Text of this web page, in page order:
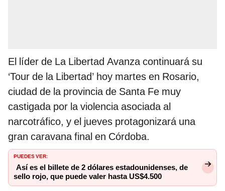
El líder de La Libertad Avanza continuará su
‘Tour de la Libertad’ hoy martes en Rosario,
ciudad de la provincia de Santa Fe muy
castigada por la violencia asociada al
narcotráfico, y el jueves protagonizará una
gran caravana final en Córdoba.
PUEDES VER:
Así es el billete de 2 dólares estadounidenses, de
sello rojo, que puede valer hasta US$4.500